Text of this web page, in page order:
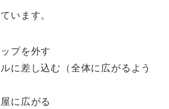
います。
プを外す
に差し込む（全体に広がるよう
に広がる